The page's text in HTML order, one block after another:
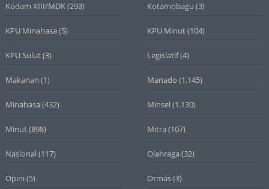
Kodam XIII/MDK(293) Kotamobagu (3)
KPU Minahasa (5) KPU Minut(104)
KPU Sulut(3) Legislatif(4)
Makanan (1) Manado (1.145)
Minahasa (432) Minsel (1.130)
Minut(898) Mitra (107)
Nasional (117) Olahraga (32)
Opini (5) Ormas(3)